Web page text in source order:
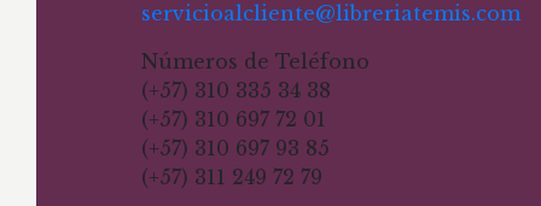
servicioalcliente@libreriatemis.com
Números de Teléfono
(+57) 310 335 34 38
(+57) 310 697 72 01
(+57) 310 697 93 85
(+57) 311 249 72 79